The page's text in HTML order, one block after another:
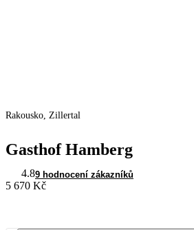
Rakousko, Zillertal
Gasthof Hamberg
4.89 hodnocení zákazníků
5 670 Kč